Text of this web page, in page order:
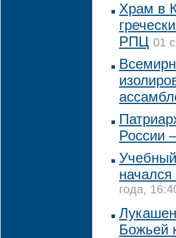
Храм в
РПЦ 01
России
года,
Божьей